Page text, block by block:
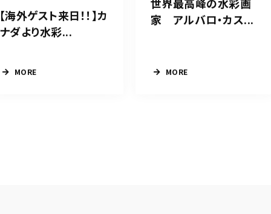
【海外ゲスト来日！！】カ
ナダより水彩...
MORE
世界最高峰の水彩画
家 アルバロ・カス...
MORE